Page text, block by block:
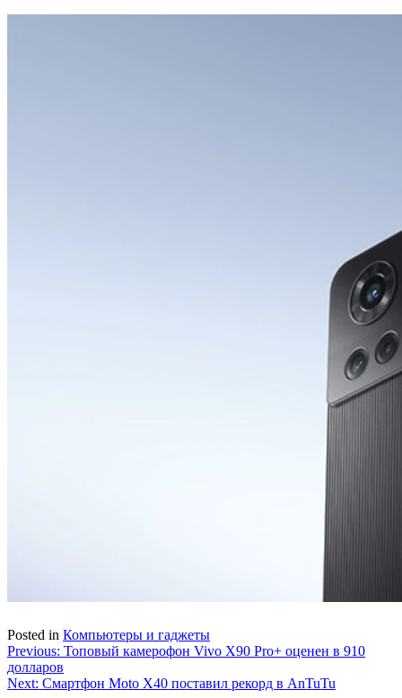
Posted in Компьютеры и гаджеты
Навигация
по
Previous: Топовый камерофон Vivo X90 Pro+ оценен в 910
долларов
Next: Смартфон Moto X40 поставил рекорд в AnTuTu